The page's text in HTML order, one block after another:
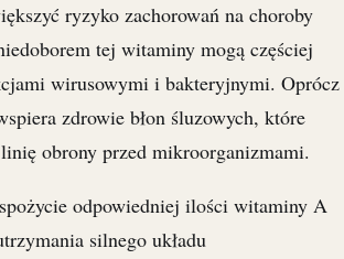
ryzyko zachorowań na choroby
tej witaminy mogą częściej
wirusowymi i bakteryjnymi. Oprócz
zdrowie błon śluzowych, które
obrony przed mikroorganizmami.
odpowiedniej ilości witaminy A
silnego układu